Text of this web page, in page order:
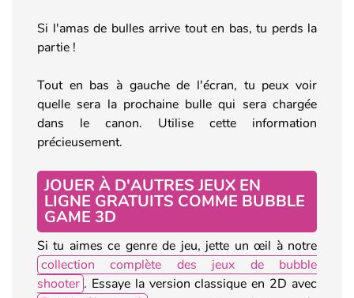
Si l'amas de bulles arrive tout en bas, tu perds la
partie !
Tout en bas à gauche de l'écran, tu peux voir
quelle sera la prochaine bulle qui sera chargée
dans le canon. Utilise cette information
précieusement.
JOUER À D'AUTRES JEUX EN
LIGNE GRATUITS COMME BUBBLE
GAME 3D
Si tu aimes ce genre de jeu, jette un œil à notre
collection complète des jeux de bubble
shooter . Essaye la version classique en 2D avec